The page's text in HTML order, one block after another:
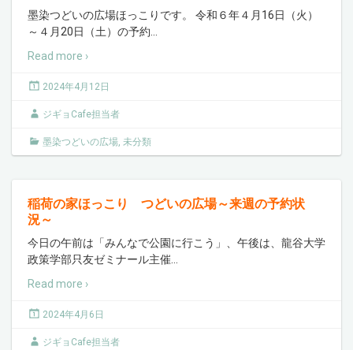
墨染つどいの広場ほっこりです。 令和６年４月16日（火）
～４月20日（土）の予約
Read more ›
2024年4月12日
ジギョCafe担当者
墨染つどいの広場, 未分類
稲荷の家ほっこり つどいの広場～来週の予約状
況～
今日の午前は「みんなで公園に行こう」、午後は、龍谷大学
政策学部只友ゼミナール主催
Read more ›
2024年4月6日
ジギョCafe担当者